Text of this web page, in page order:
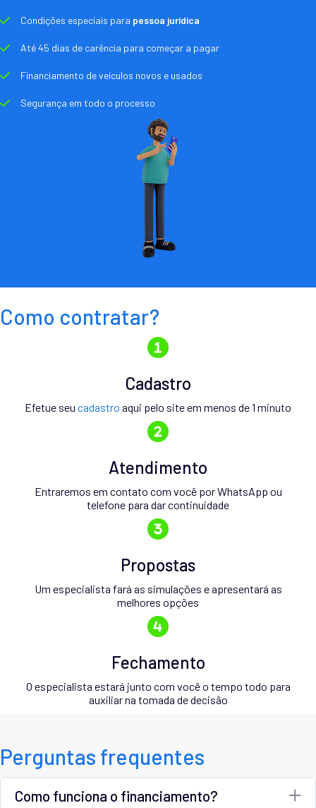
Condições especiais para pessoa jurídica
Até 45 dias de carência para começar a pagar
Financiamento de veículos novos e usados
Segurança em todo o processo
Como contratar?
Cadastro
Efetue seu cadastro aqui pelo site em menos de 1 minuto
Atendimento
Entraremos em contato com você por WhatsApp ou
telefone para dar continuidade
Propostas
Um especialista fará as simulações e apresentará as
melhores opções
Fechamento
O especialista estará junto com você o tempo todo para
auxiliar na tomada de decisão
Perguntas frequentes
Como funciona o financiamento?